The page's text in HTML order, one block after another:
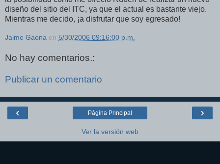
diseño del sitio del ITC, ya que el actual es bastante viejo.
Mientras me decido, ¡a disfrutar que soy egresado!
Jaime Gaona en 5/30/2006 09:16:00 p.m.
No hay comentarios.:
Publicar un comentario
‹ ›
Página Principal
Ver la versión web